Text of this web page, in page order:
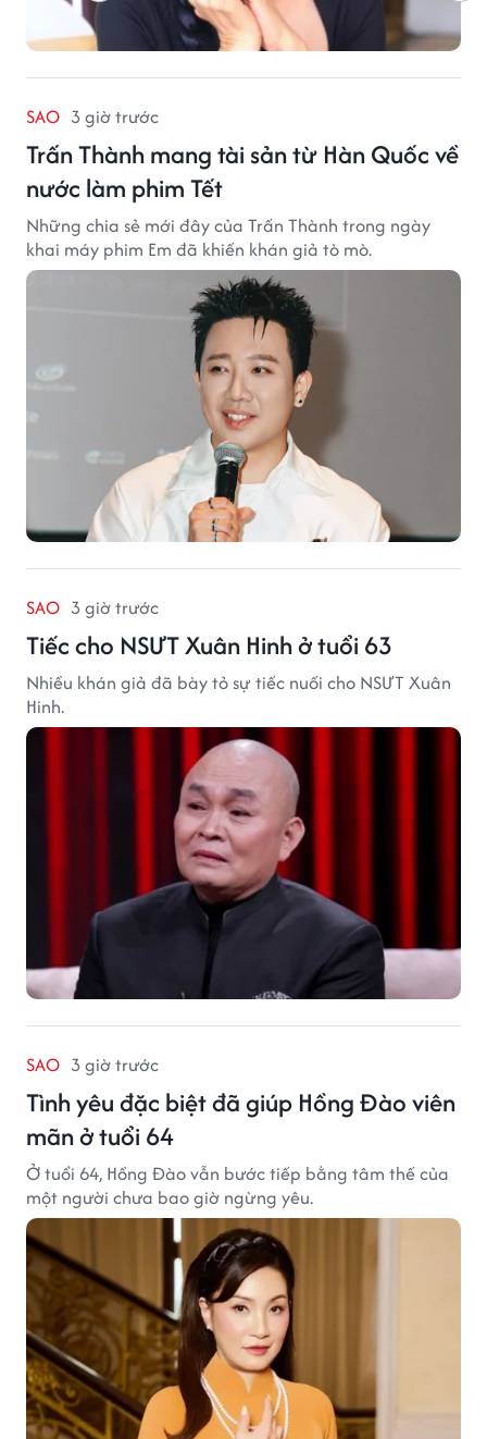
SAO 3 giờ trước
Trấn Thành mang tài sản từ Hàn Quốc về
nước làm phim Tết
Những chia sẻ mới đây của Trấn Thành trong ngày
khai máy phim Em đã khiến khán giả tò mò.
SAO 3 giờ trước
Tiếc cho NSƯT Xuân Hinh ở tuổi 63
Nhiều khán giả đã bày tỏ sự tiếc nuối cho NSƯT Xuân
Hinh.
SAO 3 giờ trước
Tình yêu đặc biệt đã giúp Hồng Đào viên
mãn ở tuổi 64
Ở tuổi 64, Hồng Đào vẫn bước tiếp bằng tâm thế của
một người chưa bao giờ ngừng yêu.